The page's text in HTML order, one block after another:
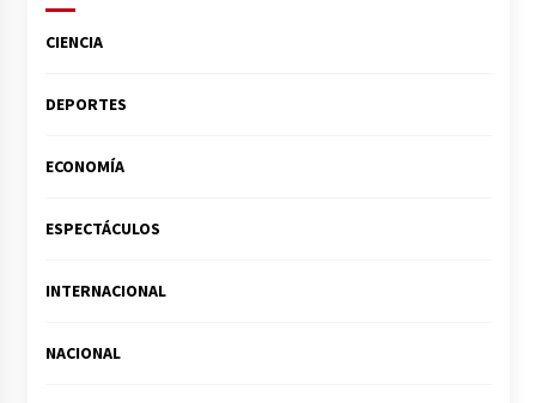
CIENCIA
DEPORTES
ECONOMÍA
ESPECTÁCULOS
INTERNACIONAL
NACIONAL